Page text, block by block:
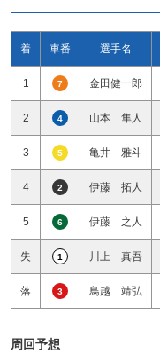
着 車番 選手名
1 7 金田健一郎
2 4 山本 隼人
3 5 亀井 雅斗
4 2 伊藤 拓人
5 6 伊藤 之人
失 1 川上 真吾
落 3 鳥越 靖弘
周回予想